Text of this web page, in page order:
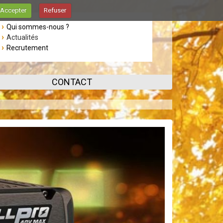
Accepter Refuser
Qui sommes-nous ?
Actualités
Recrutement
CONTACT